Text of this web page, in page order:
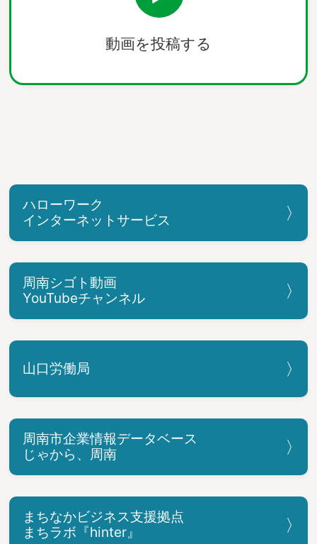
動画を投稿する
ハローワーク
インターネットサービス
周南シゴト動画
YouTubeチャンネル
山口労働局
周南市企業情報データベース
じゃから、周南
まちなかビジネス支援拠点
まちラボ『hinter』